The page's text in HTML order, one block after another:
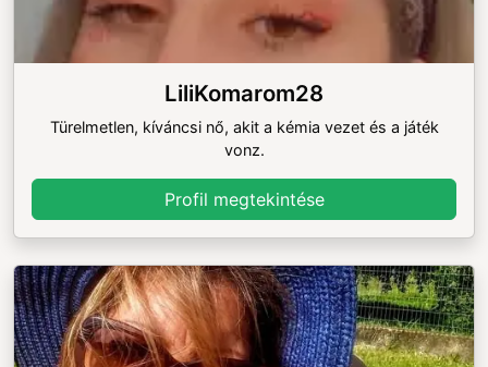
LiliKomarom28
Türelmetlen, kíváncsi nő, akit a kémia vezet és a játék
vonz.
Profil megtekintése